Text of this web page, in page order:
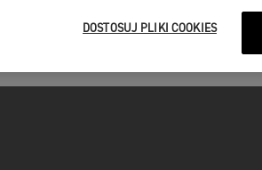
DOSTOSUJ PLIKI COOKIES